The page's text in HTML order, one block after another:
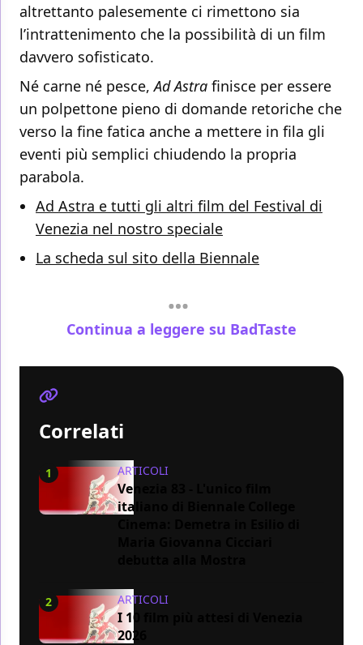
altrettanto palesemente ci rimettono sia
l’intrattenimento che la possibilità di un film
davvero sofisticato.
Né carne né pesce,Ad Astra finisce per essere
un polpettone pieno di domande retoriche che
verso la fine fatica anche a mettere in fila gli
eventi più semplici chiudendo la propria
parabola.
Ad Astra e tutti gli altri film del Festival di
Venezia nel nostro speciale
La scheda sul sito della Biennale
Continua a leggere su BadTaste
Correlati
1 ARTICOLI
Venezia 83 - L'unico film
italiano di Biennale College
2 ARTICOLI
I 10 film più attesi di Venezia
2026